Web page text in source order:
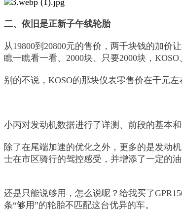
二、依旧是正新子午线轮胎
从19800到20800元的售价，两千块钱的加价
瞧一瞧看一看、2000块、只要2000块，
别的不说，KOSO的那块仪表零售价在千元
小丙对发动机数据进行了详测、前段的基本和
除了在尾端加速的优化之外，更多的是发动
士在市区骑行的驾控感受，并增添了一定的油
还是只能说够用，怎么说呢？给我买了
条“够用”的轮胎不匹配这台优异的车。